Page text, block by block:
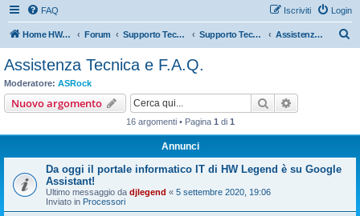
FAQ Login
Iscriviti
Home HW Legend Forum Supporto Tecnico Ufficiale Aziende Supporto Tecnico Ufficiale ASRock Assistenza Tecnica e F.A.Q.
Assistenza Tecnica e F.A.Q.
Moderatore: ASRock
Nuovo argomento Cerca
16 argomenti • Pagina 1 di 1
Annunci
Da oggi il portale informatico IT di HW Legend è su Google
Assistant!
Ultimo messaggio da djlegend « 5 settembre 2020, 19:06
Inviato in Processori